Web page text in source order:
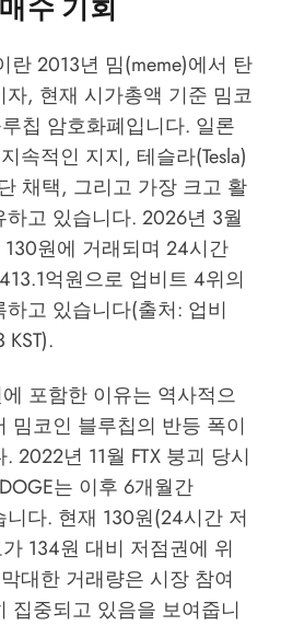
란 2013년 밈(meme)에서 탄
, 현재 시가총액 기준 밈코
칩 암호화폐입니다. 일론
속적인 지지, 테슬라(Tesla)
채택, 그리고 가장 크고 활
고 있습니다. 2026년 3월
원에 거래되며 24시간
억원으로 업비트 4위의
고 있습니다(출처: 업비
포함한 이유는 역사적으
밈코인 블루칩의 반등 폭이
2022년 11월 FTX 붕괴 당시
는 이후 6개월간
다. 현재 130원(24시간 저
134원 대비 저점권에 위
대한 거래량은 시장 참여
집중되고 있음을 보여줍니